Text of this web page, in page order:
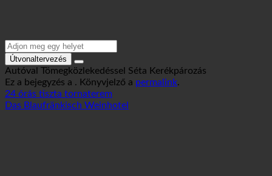
Útvonaltervezés
Autóval Tömegközlekedéssel Séta Kerékpározás
Ez a bejegyzés a . Könyvjelző a
24 órás tiszta tornaterem